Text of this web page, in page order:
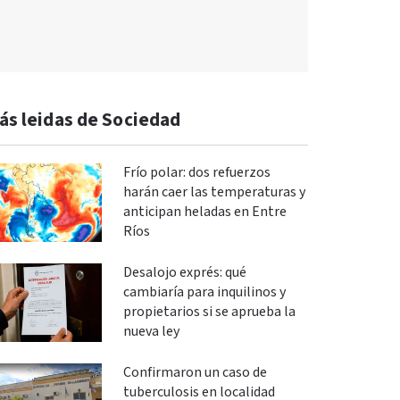
leidas de Sociedad
Frío polar: dos refuerzos
harán caer las temperaturas y
anticipan heladas en Entre
Ríos
Desalojo exprés: qué
cambiaría para inquilinos y
propietarios si se aprueba la
nueva ley
Confirmaron un caso de
tuberculosis en localidad